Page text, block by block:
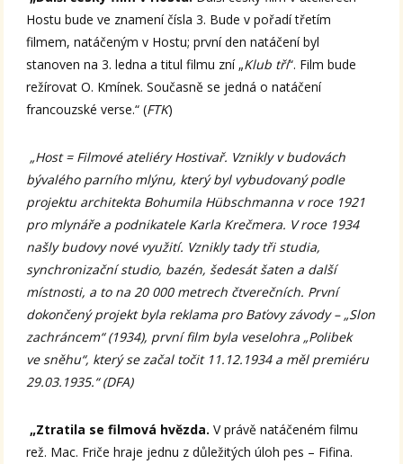
Hostu bude ve znamení čísla 3. Bude v pořadí třetím
filmem, natáčeným v Hostu; první den natáčení byl
stanoven na 3. ledna a titul filmu zní „Klub tří“. Film bude
režírovat O. Kmínek. Současně se jedná o natáčení
francouzské verse.“ (FTK)
„Host = Filmové ateliéry Hostivař. Vznikly v budovách
bývalého parního mlýnu, který byl vybudovaný podle
projektu architekta Bohumila Hübschmanna v roce 1921
pro mlynáře a podnikatele Karla Krečmera. V roce 1934
našly budovy nové využití. Vznikly tady tři studia,
synchronizační studio, bazén, šedesát šaten a další
místnosti, a to na 20 000 metrech čtverečních. První
dokončený projekt byla reklama pro Baťovy závody – „Slon
zachráncem“ (1934), první film byla veselohra „Polibek
ve sněhu“, který se začal točit 11.12.1934 a měl premiéru
29.03.1935.“ (DFA)
„Ztratila se filmová hvězda.V právě natáčeném filmu
rež. Mac. Friče hraje jednu z důležitých úloh pes – Fifina.